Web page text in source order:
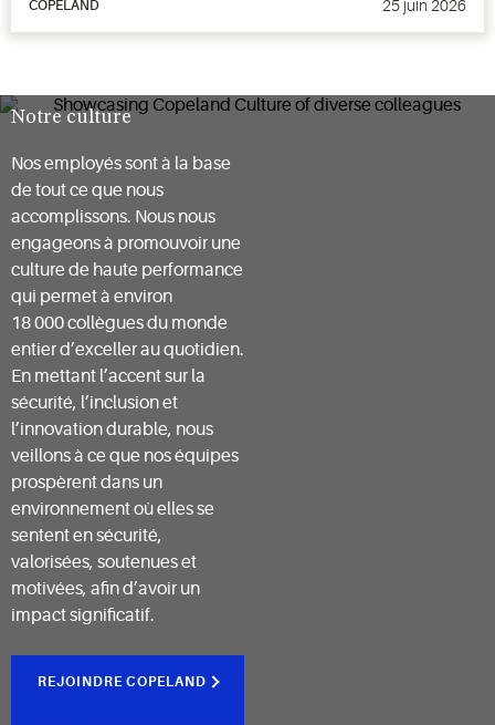
COPELAND 25 juin 2026
Notre culture
Nos employés sont à la base
de tout ce que nous
accomplissons. Nous nous
engageons à promouvoir une
culture de haute performance
qui permet à environ
18 000 collègues du monde
entier d’exceller au quotidien.
En mettant l’accent sur la
sécurité, l’inclusion et
l’innovation durable, nous
veillons à ce que nos équipes
prospèrent dans un
environnement où elles se
sentent en sécurité,
valorisées, soutenues et
motivées, afin d’avoir un
impact significatif.
REJOINDRE COPELAND